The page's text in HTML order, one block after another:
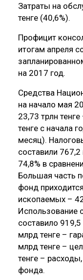
Затраты на
тенге (40,6%).
Профицит
итогам апреля
на 2017 год.
Средства
на начало мая
23,73 трлн
тенге с начала
месяц).
составили
74,8% в
Большая часть
фонд
ископаемых –
Использование
составило
млрд тенге –
млрд тенге –
тенге –
фонда.